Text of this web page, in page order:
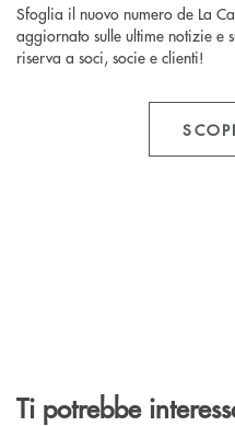
Sfoglia il nuovo numero de La
aggiornato sulle ultime notizie e
riserva a soci, socie e clienti!
Ti potrebbe